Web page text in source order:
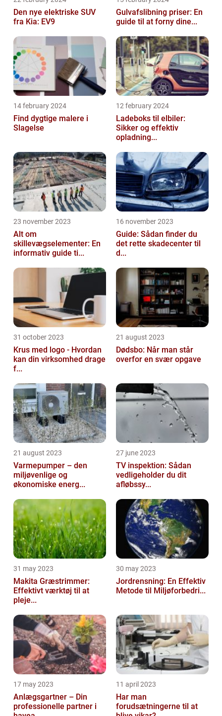
Den nye elektriske SUV
fra Kia: EV9
Gulvafslibning priser: En
guide til at forny dine...
14 february 2024
Find dygtige malere i
Slagelse
12 february 2024
Ladeboks til elbiler:
Sikker og effektiv
opladning...
23 november 2023
Alt om
skillevægselementer: En
informativ guide ti...
16 november 2023
Guide: Sådan finder du
det rette skadecenter til
d...
31 october 2023
Krus med logo - Hvordan
kan din virksomhed drage
f...
21 august 2023
Dødsbo: Når man står
overfor en svær opgave
21 august 2023
Varmepumper – den
miljøvenlige og
økonomiske energ...
27 june 2023
TV inspektion: Sådan
vedligeholder du dit
afløbssy...
31 may 2023
Makita Græstrimmer:
Effektivt værktøj til at
pleje...
30 may 2023
Jordrensning: En Effektiv
Metode til Miljøforbedri...
17 may 2023
Anlægsgartner – Din
professionelle partner i
11 april 2023
Har man
forudsætningerne til at